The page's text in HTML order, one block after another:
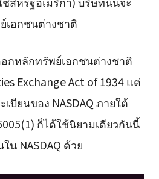
เอกชนต่างชาติ
กหลักทรัพย์เอกชนต่างชาติ
Exchange Act of 1934 แต่
บียนของ NASDAQ ภายใต้
ก็ได้ใช้นิยามเดียวกันนี้
น NASDAQ ด้วย